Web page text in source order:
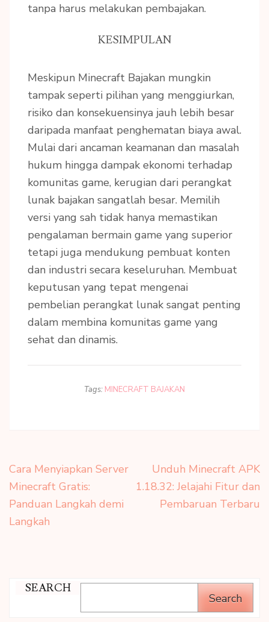
tanpa harus melakukan pembajakan.
KESIMPULAN
Meskipun Minecraft Bajakan mungkin
tampak seperti pilihan yang menggiurkan,
risiko dan konsekuensinya jauh lebih besar
daripada manfaat penghematan biaya awal.
Mulai dari ancaman keamanan dan masalah
hukum hingga dampak ekonomi terhadap
komunitas game, kerugian dari perangkat
lunak bajakan sangatlah besar. Memilih
versi yang sah tidak hanya memastikan
pengalaman bermain game yang superior
tetapi juga mendukung pembuat konten
dan industri secara keseluruhan. Membuat
keputusan yang tepat mengenai
pembelian perangkat lunak sangat penting
dalam membina komunitas game yang
sehat dan dinamis.
Tags: MINECRAFT BAJAKAN
Post
navigation
Cara Menyiapkan Server
Minecraft Gratis:
Panduan Langkah demi
Langkah
Unduh Minecraft APK
1.18.32: Jelajahi Fitur dan
Pembaruan Terbaru
SEARCH
Search